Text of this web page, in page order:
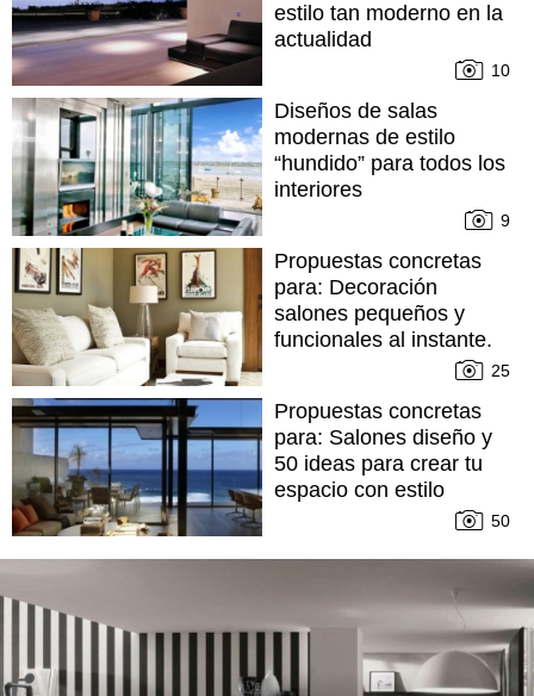
estilo tan moderno en la
actualidad
10
Diseños de salas
modernas de estilo
“hundido” para todos los
interiores
9
Propuestas concretas
para: Decoración
salones pequeños y
funcionales al instante.
25
Propuestas concretas
para: Salones diseño y
50 ideas para crear tu
espacio con estilo
50